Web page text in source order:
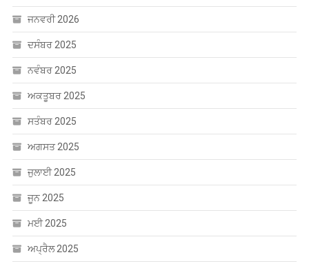
ਜਨਵਰੀ 2026
ਦਸੰਬਰ 2025
ਨਵੰਬਰ 2025
ਅਕਤੂਬਰ 2025
ਸਤੰਬਰ 2025
ਅਗਸਤ 2025
ਜੁਲਾਈ 2025
ਜੂਨ 2025
ਮਈ 2025
ਅਪ੍ਰੈਲ 2025